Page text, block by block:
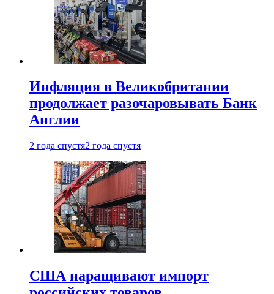
Инфляция в Великобритании
продолжает разочаровывать Банк
Англии
2 года спустя2 года спустя
США наращивают импорт